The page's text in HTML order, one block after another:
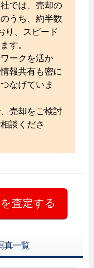
では、売却の
うち、約半数
り、スピード
す。
ークを活か
報共有も密に
なげていま
売却をご検討
談くださ
真一覧